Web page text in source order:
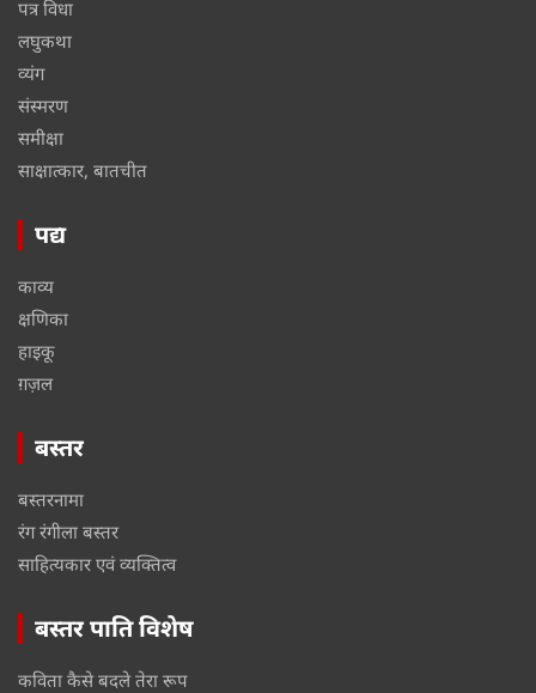
पत्र विधा
लघुकथा
व्यंग
संस्मरण
समीक्षा
साक्षात्कार, बातचीत
पद्य
काव्य
क्षणिका
हाइकू
ग़ज़ल
बस्तर
बस्तरनामा
रंग रंगीला बस्तर
साहित्यकार एवं व्यक्तित्व
बस्तर पाति विशेष
कविता कैसे बदले तेरा रूप